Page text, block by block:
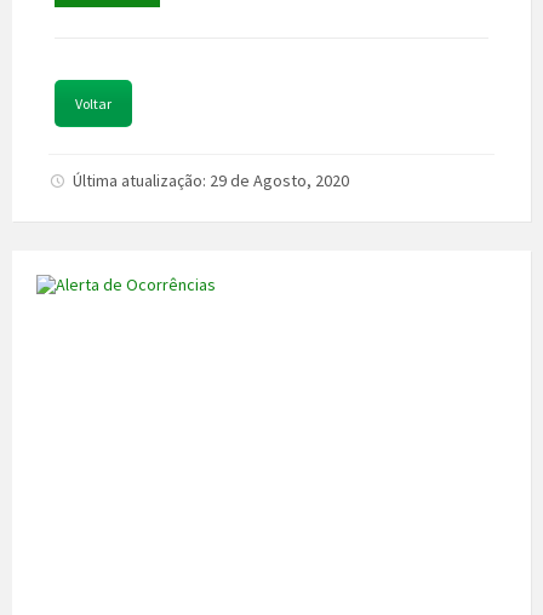
Voltar
Última atualização: 29 de Agosto, 2020